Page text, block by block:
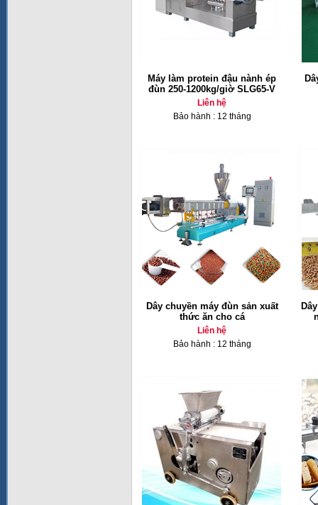
Máy làm protein đậu nành ép
đùn 250-1200kg/giờ SLG65-V
Liên hệ
Bảo hành : 12 tháng
Dây chuyền máy đùn sản xuất
thức ăn cho cá
Liên hệ
Bảo hành : 12 tháng